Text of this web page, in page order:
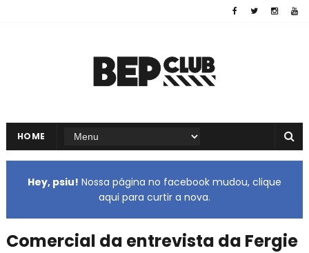
HOME
Hey, psiu! Nossa página no facebook mudou, clique
aqui para curtir a nova.
Comercial da entrevista da Fergie